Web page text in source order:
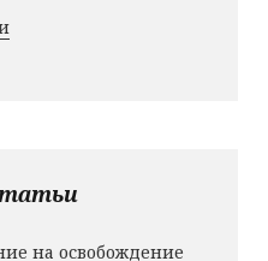
на освобождение